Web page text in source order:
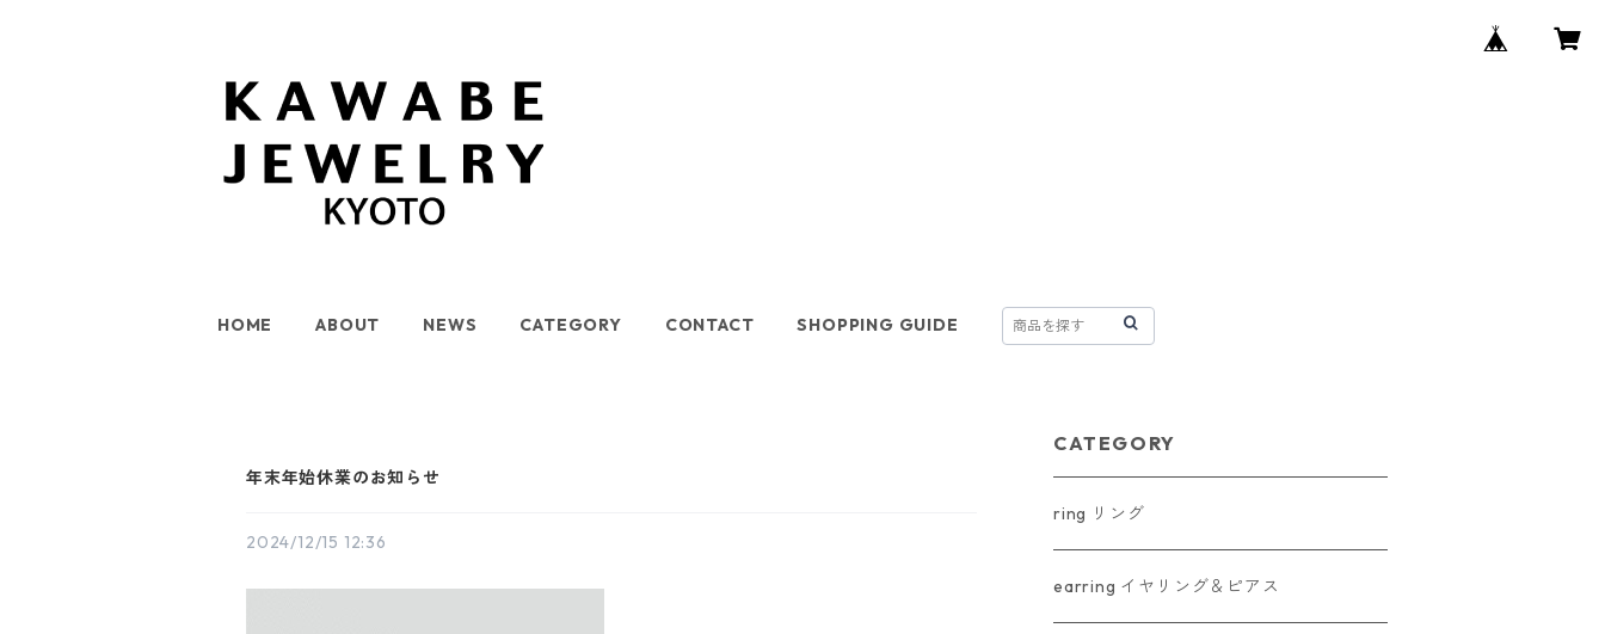
HOME ABOUT NEWS CATEGORY CONTACT SHOPPING GUIDE
年末年始休業のお知らせ
2024/12/15 12:36
CATEGORY
ring リング
earring イヤリング＆ピアス